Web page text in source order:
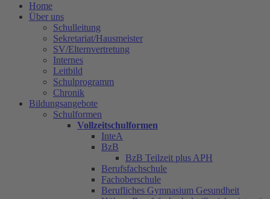
Home
Über uns
Schulleitung
Sekretariat/Hausmeister
SV/Elternvertretung
Internes
Leitbild
Schulprogramm
Chronik
Bildungsangebote
Schulformen
Vollzeitschulformen
InteA
BzB
BzB Teilzeit plus APH
Berufsfachschule
Fachoberschule
Berufliches Gymnasium Gesundheit